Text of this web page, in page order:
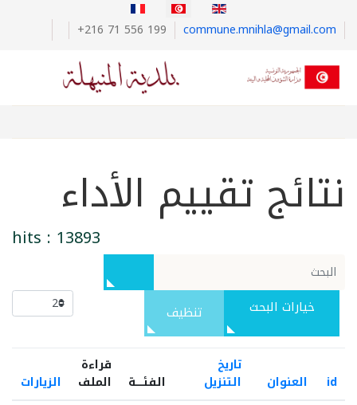
+216 71 556 199 commune.mnihla@gmail.com
نتائج تقييم الأداء
hits : 13893
خيارات البحث تنظيف
id العنوان
تاريخ
التنزيل
الفئـــــة
قراءة
الملف
الزيارات